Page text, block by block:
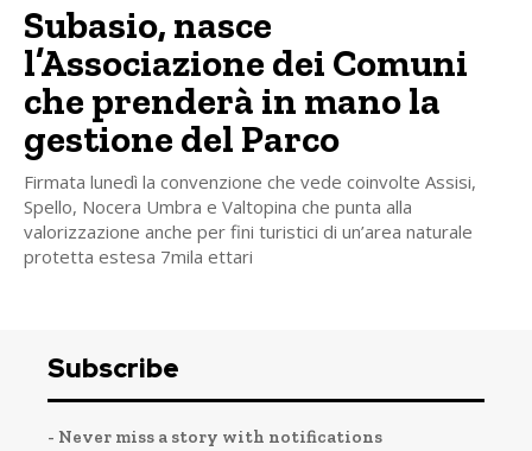
Subasio, nasce
l’Associazione dei Comuni
che prenderà in mano la
gestione del Parco
Firmata lunedì la convenzione che vede coinvolte Assisi,
Spello, Nocera Umbra e Valtopina che punta alla
valorizzazione anche per fini turistici di un’area naturale
protetta estesa 7mila ettari
Subscribe
- Never miss a story with notifications